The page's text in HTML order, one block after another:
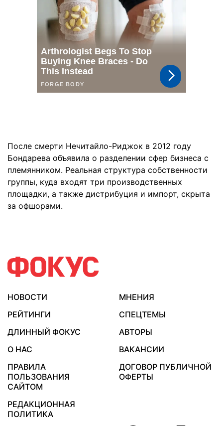
После смерти Нечитайло-Риджок в 2012 году
Бондарева объявила о разделении сфер бизнеса с
племянником. Реальная структура собственности
группы, куда входят три производственных
площадки, а также дистрибуция и импорт, скрыта
за офшорами.
НОВОСТИ
МНЕНИЯ
РЕЙТИНГИ
СПЕЦТЕМЫ
ДЛИННЫЙ ФОКУС
АВТОРЫ
О НАС
ВАКАНСИИ
ПРАВИЛА
ПОЛЬЗОВАНИЯ
САЙТОМ
ДОГОВОР ПУБЛИЧНОЙ
ОФЕРТЫ
РЕДАКЦИОННАЯ
ПОЛИТИКА